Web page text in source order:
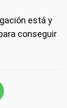
está y
conseguir